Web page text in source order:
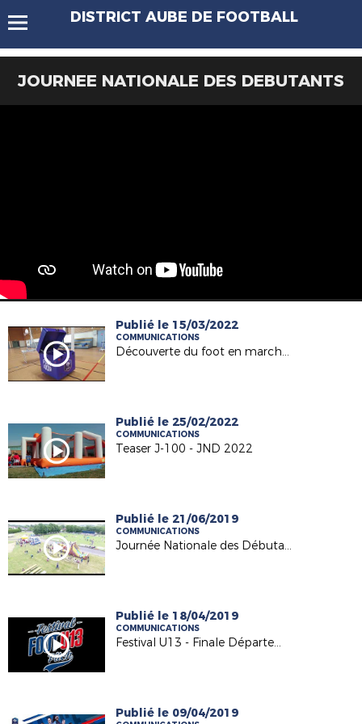
DISTRICT AUBE DE FOOTBALL
JOURNEE NATIONALE DES DEBUTANTS
Publié le 15/03/2022
COMMUNICATIONS
Découverte du foot en marchant
Publié le 25/02/2022
COMMUNICATIONS
Teaser J-100 - JND 2022
Publié le 21/06/2019
COMMUNICATIONS
Journée Nationale des Débutants 2019
Publié le 18/04/2019
COMMUNICATIONS
Festival U13 - Finale Départementale 2018-2019
Publié le 09/04/2019